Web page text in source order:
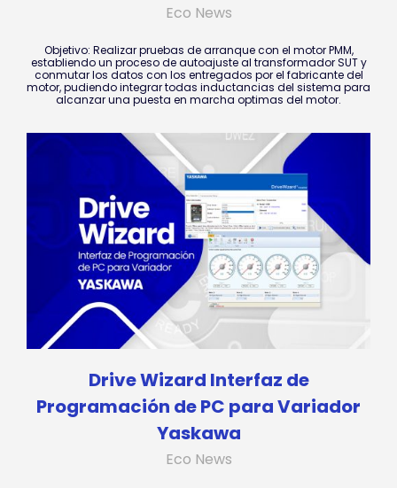
Eco News
Objetivo: Realizar pruebas de arranque con el motor PMM,
establiendo un proceso de autoajuste al transformador SUT y
conmutar los datos con los entregados por el fabricante del
motor, pudiendo integrar todas inductancias del sistema para
alcanzar una puesta en marcha optimas del motor.
Drive Wizard Interfaz de
Programación de PC para Variador
Yaskawa
Eco News